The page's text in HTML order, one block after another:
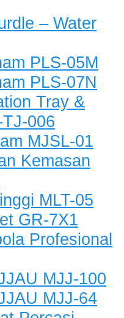
– Water
PLS-05M
PLS-07N
Tray &
006
MJSL-01
Kemasan
MLT-05
GR-7X1
Profesional
MJJ-100
MJJ-64